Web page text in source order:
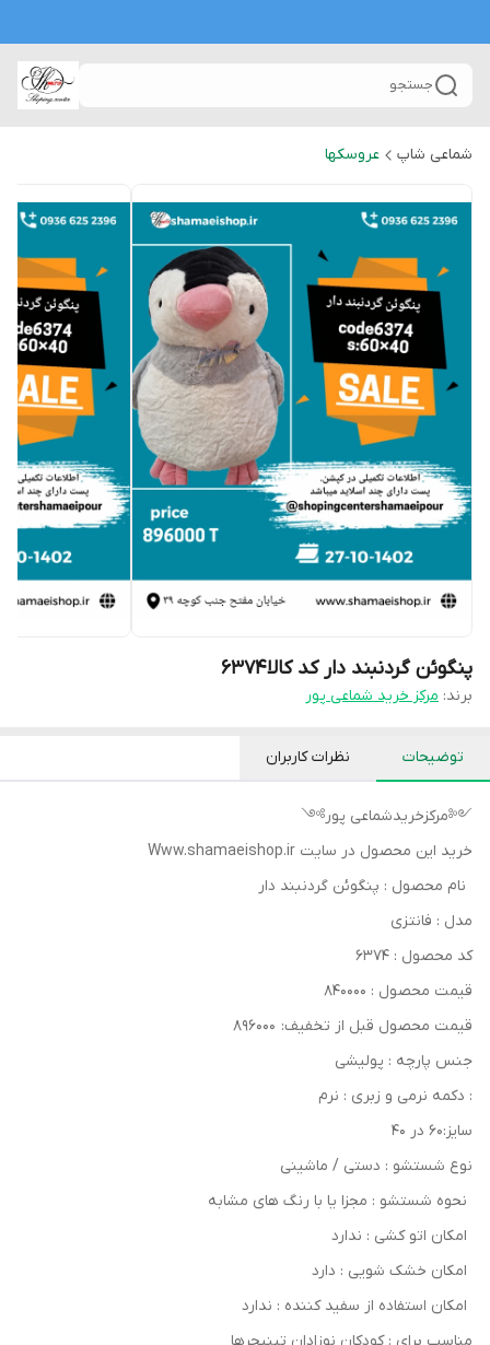
جستجو
شماعی شاپ عروسکها
پنگوئن گردنبند دار کد کالا۶۳۷۴
برند: مرکز خرید شماعی پور
توضیحات نظرات کاربران
༺مرکزخریدشماعی پور༻
خرید این محصول در سایت Www.shamaeishop.ir
نام محصول : پنگوئن گردنبند دار
مدل : فانتزی
کد محصول : ۶۳۷۴
قیمت محصول : ۸۴۰۰۰۰
قیمت محصول قبل از تخفیف: ۸۹۶۰۰۰
جنس پارچه : پولیشی
: دکمه نرمی و زبری : نرم
سایز:۶۰ در ۴۰
نوع شستشو : دستی / ماشینی
نحوه شستشو : مجزا یا با رنگ های مشابه
امکان اتو کشی : ندارد
امکان خشک‌ شویی : دارد
امکان استفاده از سفید کننده : ندارد